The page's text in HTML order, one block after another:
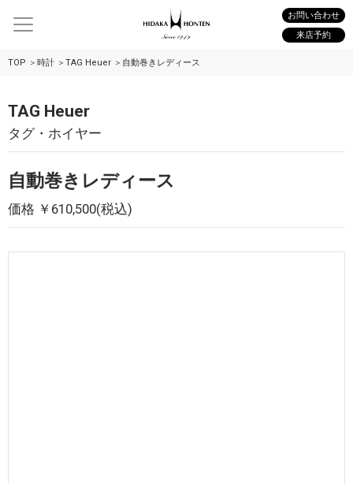
お問い合わせ
来店予約
TOP 時計 TAG Heuer 自動巻きレディース
TAG Heuer
タグ・ホイヤー
自動巻きレディース
価格 ￥610,500(税込)